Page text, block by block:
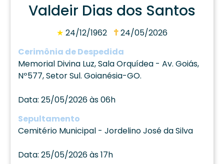
Valdeir Dias dos Santos
★ 24/12/1962
24/05/2026
Cerimônia de Despedida
Memorial Divina Luz, Sala Orquídea - Av. Goiás,
Nº577, Setor Sul. Goianésia-GO.
Data: 25/05/2026 às 06h
Sepultamento
Cemitério Municipal - Jordelino José da Silva
Data: 25/05/2026 às 17h